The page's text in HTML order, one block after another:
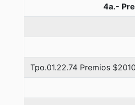
4a.-
Tpo.01.22.74 Premios